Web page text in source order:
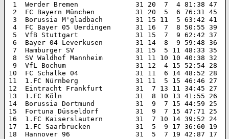
  1  Werder Bremen 		31 20  7  4 81:38 47
  2  FC Bayern München 		31 20  5  6 76:31 45
  3  Borussia M'gladbach 	31 15 11  5 63:42 41
  4  FC Bayer 05 Uerdingen 	31 16  7  8 50:55 39
  5  VfB Stuttgart 		31 15  7  9 62:42 37
  6  Bayer 04 Leverkusen 	31 14  8  9 59:48 36
  7  Hamburger SV 		31 15  5 11 48:33 35
  8  SV Waldhof Mannheim 	31 11 10 10 40:38 32
  9  VfL Bochum 		31 12  4 15 52:54 28
10  FC Schalke 04 		31 11  6 14 48:52 28
11  1.FC Nürnberg 		31 11  5 15 46:46 27
12  Eintracht Frankfurt 	31  7 13 11 34:45 27
13  1.FC Köln 			31  8 10 13 41:55 26
14  Borussia Dortmund 		31  9  7 15 44:59 25
15  Fortuna Düsseldorf 	31  9  7 15 47:71 25
16  1.FC Kaiserslautern 	31  7 10 14 39:52 24
17  1.FC Saarbrücken 		31  5  9 17 36:60 19
18  Hannover 96 		31  5  7 19 42:87 17